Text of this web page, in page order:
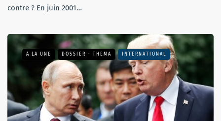
contre ? En juin 2001…
A LA UNE DOSSIER - THEMA INTERNATIONAL